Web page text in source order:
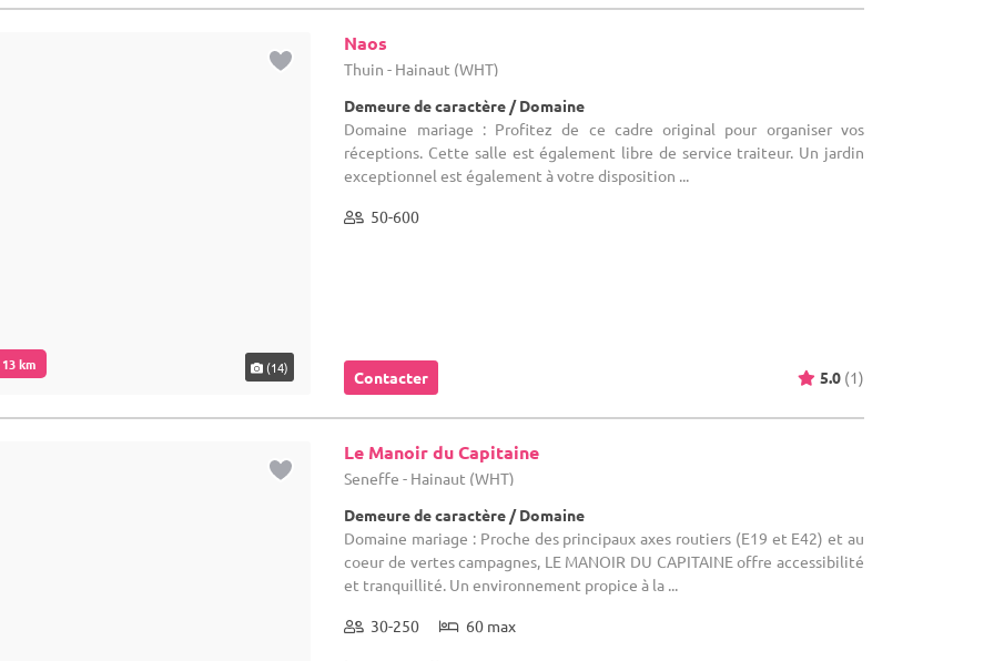
km (14)
Naos
Thuin - Hainaut (WHT)
Demeure de caractère / Domaine
Domaine mariage : Profitez de ce cadre original pour organiser vos
réceptions. Cette salle est également libre de service traiteur. Un jardin
exceptionnel est également à votre disposition ...
50-600
Contacter 5.0 (1)
Le Manoir du Capitaine
Seneffe - Hainaut (WHT)
Demeure de caractère / Domaine
Domaine mariage : Proche des principaux axes routiers (E19 et E42) et au
coeur de vertes campagnes, LE MANOIR DU CAPITAINE offre accessibilité
et tranquillité. Un environnement propice à la ...
30-250 60 max